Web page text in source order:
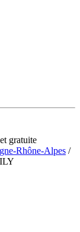
gratuite
Rhône-Alpes /